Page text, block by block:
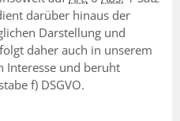
darüber hinaus der
Darstellung und
daher auch in unserem
Interesse und beruht
f) DSGVO.